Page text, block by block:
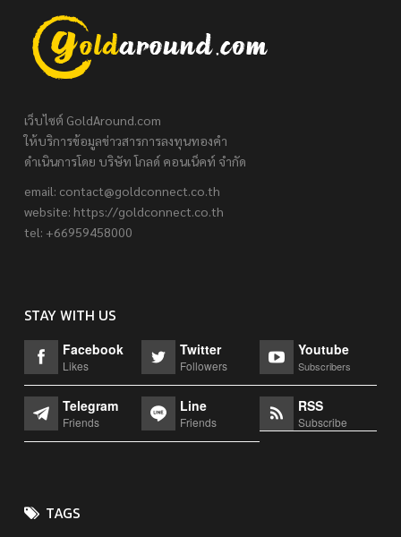
เว็บไซต์ GoldAround.com
ให้บริการข้อมูลข่าวสารการลงทุนทองคำ
ดำเนินการโดย บริษัท โกลด์ คอนเน็คท์ จำกัด
email: contact@goldconnect.co.th
website: https://goldconnect.co.th
tel: +66959458000
STAY WITH US
Facebook
Likes
Twitter
Followers
Youtube
Subscribers
Telegram
Friends
Line
Friends
RSS
Subscribe
TAGS